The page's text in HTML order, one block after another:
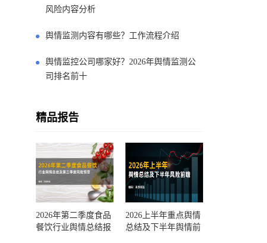
风险内容分析
舆情监测内容有哪些？工作流程介绍
舆情监控公司哪家好？2026年舆情监测公
司排名前十
精品报告
2026年第二季度食品
餐饮行业舆情总结报
2026上半年重点舆情
总结及下半年舆情前